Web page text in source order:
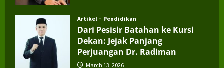
Artikel Pendidikan
Dari Pesisir Batahan ke Kursi
Dekan: Jejak Panjang
Perjuangan Dr. Radiman
March 13, 2026